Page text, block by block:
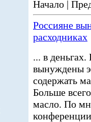
Начало |
Россияне
расходниках
... в
вынуждены
содержать
Больше
масло. По